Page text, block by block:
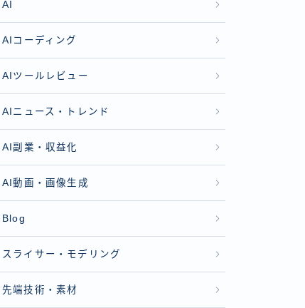
AI
AIコーディング
AIツールレビュー
AIニュース・トレンド
AI副業・収益化
AI動画・画像生成
Blog
スライサー・モデリング
先端技術・素材